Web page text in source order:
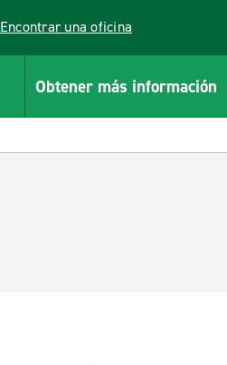
Encontrar una oficina
Obtener más información